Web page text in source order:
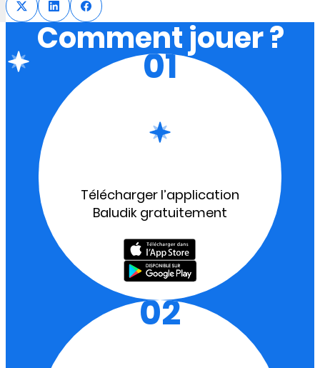
Comment jouer ?
01
Télécharger l’application
Baludik gratuitement
02